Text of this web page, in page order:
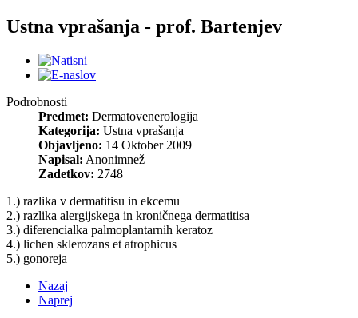
Ustna vprašanja - prof. Bartenjev
Podrobnosti
Predmet: Dermatovenerologija
Kategorija: Ustna vprašanja
Objavljeno: 14 Oktober 2009
Napisal: Anonimnež
Zadetkov: 2748
1.) razlika v dermatitisu in ekcemu
2.) razlika alergijskega in kroničnega dermatitisa
3.) diferencialka palmoplantarnih keratoz
4.) lichen sklerozans et atrophicus
5.) gonoreja
Nazaj
Naprej